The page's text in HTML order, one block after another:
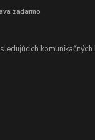
zadarmo
komunikačných